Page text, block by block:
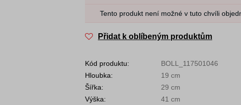
Tento produkt není možné v tuto chvíli
Přidat k oblíbeným produktům
Kód produktu:
BOLL_117501046
Hloubka:
19 cm
Šířka:
29 cm
Výška:
41 cm